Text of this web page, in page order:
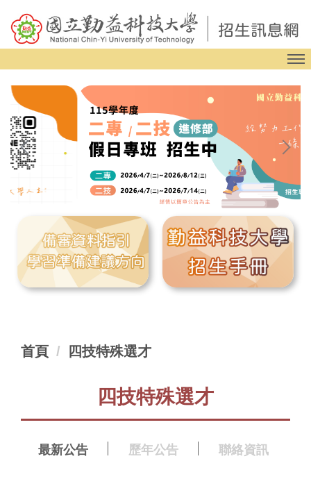
到
內
容
區
首頁 四技特殊選才
四技特殊選才
最新公告 歷年公告 聯絡資訊